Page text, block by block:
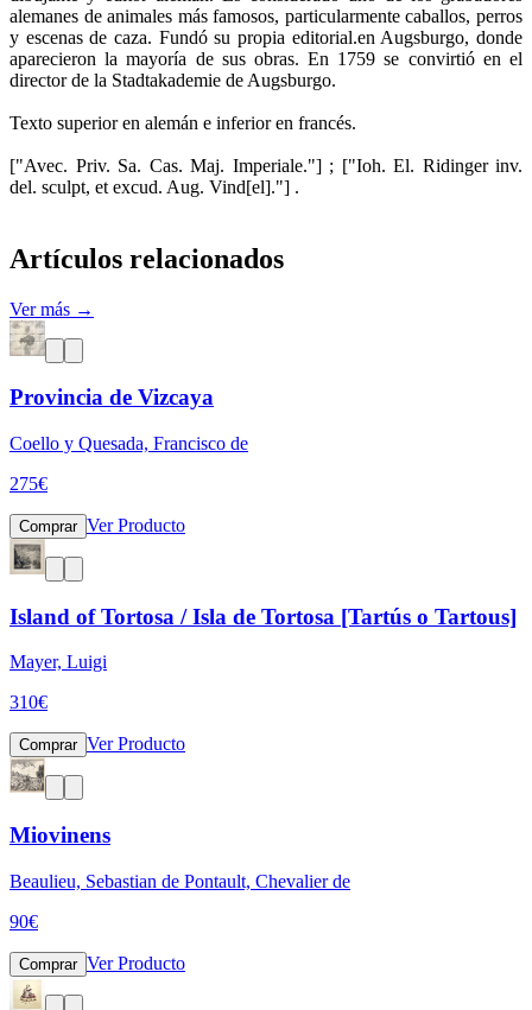
alemanes de animales más famosos, particularmente caballos, perros
y escenas de caza. Fundó su propia editorial.en Augsburgo, donde
aparecieron la mayoría de sus obras. En 1759 se convirtió en el
director de la Stadtakademie de Augsburgo.
Texto superior en alemán e inferior en francés.
["Avec. Priv. Sa. Cas. Maj. Imperiale."] ; ["Ioh. El. Ridinger inv.
del. sculpt, et excud. Aug. Vind[el]."] .
Artículos relacionados
Ver más →
Provincia de Vizcaya
Coello y Quesada, Francisco de
275€
Comprar Ver Producto
Island of Tortosa / Isla de Tortosa [Tartús o Tartous]
Mayer, Luigi
310€
Comprar Ver Producto
Miovinens
Beaulieu, Sebastian de Pontault, Chevalier de
90€
Comprar Ver Producto